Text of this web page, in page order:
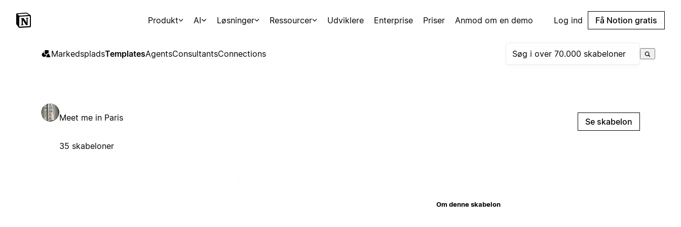
Produkt AI Løsninger Ressourcer Udviklere Enterprise Priser Anmod om en demo Log ind Få Notion gratis
MarkedspladsTemplatesAgentsConsultantsConnections
Meet me in Paris
35 skabeloner
Se skabelon
Om denne skabelon